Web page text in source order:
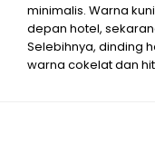
minimalis. Warna
depan hotel,
Selebihnya, dinding
warna cokelat dan